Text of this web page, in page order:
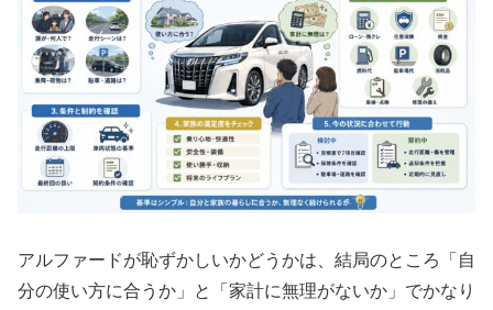
アルファードが恥ずかしいかどうかは、結局のところ「自
分の使い方に合うか」と「家計に無理がないか」でかなり